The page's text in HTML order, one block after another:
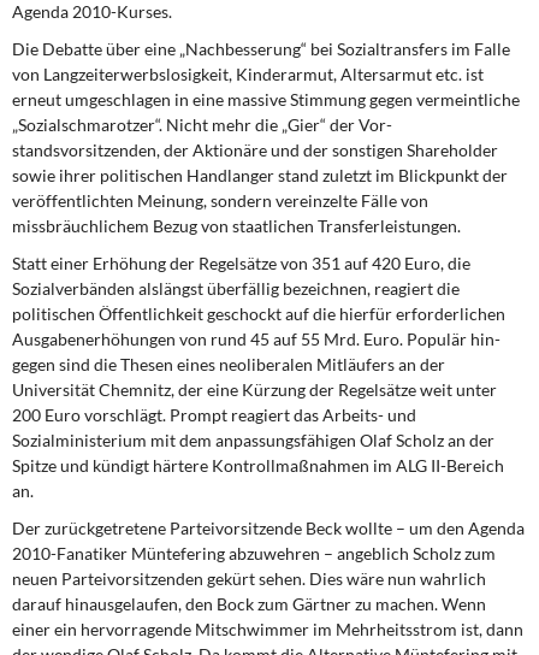
Agenda 2010-Kurses.
Die Debatte über eine „Nachbesserung“ bei Sozialtransfers im Falle
von Langzeit­erwerbslosigkeit, Kinderarmut, Altersarmut etc. ist
erneut umgeschlagen in eine mas­sive Stimmung gegen vermeintliche
„Sozialschmarotzer“. Nicht mehr die „Gier“ der Vor­
standsvorsitzenden, der Aktionäre und der sonstigen Shareholder
sowie ihrer politi­schen Handlanger stand zuletzt im Blickpunkt der
veröffentlichten Meinung, sondern vereinzelte Fälle von
missbräuchlichem Bezug von staatlichen Transferleistungen.
Statt einer Erhöhung der Regelsätze von 351 auf 420 Euro, die
Sozialverbänden alslängst überfällig bezeichnen, reagiert die
politischen Öffentlichkeit geschockt auf die hierfür erforderlichen
Ausgabenerhöhungen von rund 45 auf 55 Mrd. Euro. Populär hin­
gegen sind die Thesen eines neoliberalen Mitläufers an der
Universität Chemnitz, der eine Kürzung der Regelsätze weit unter
200 Euro vorschlägt. Prompt reagiert das Ar­beits- und
Sozialministerium mit dem anpassungsfähigen Olaf Scholz an der
Spitze und kündigt härtere Kontrollmaßnahmen im ALG II-Bereich
an.
Der zurückgetretene Parteivorsitzende Beck wollte – um den Agenda
2010-Fanatiker Müntefering abzuwehren – angeblich Scholz zum
neuen Parteivorsitzenden gekürt se­hen. Dies wäre nun wahrlich
darauf hinausgelaufen, den Bock zum Gärtner zu machen. Wenn
einer ein hervorragende Mitschwimmer im Mehrheitsstrom ist, dann